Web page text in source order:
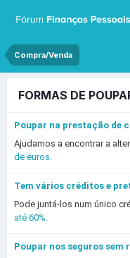
Compra/Venda
FORMAS DE
Poupar na prestação de
Ajudamos a encontrar a
de euros.
Tem vários créditos e
Pode juntá-los num único
até 60%.
Poupar nos seguros sem